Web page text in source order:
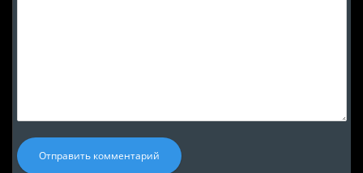
Отправить комментарий